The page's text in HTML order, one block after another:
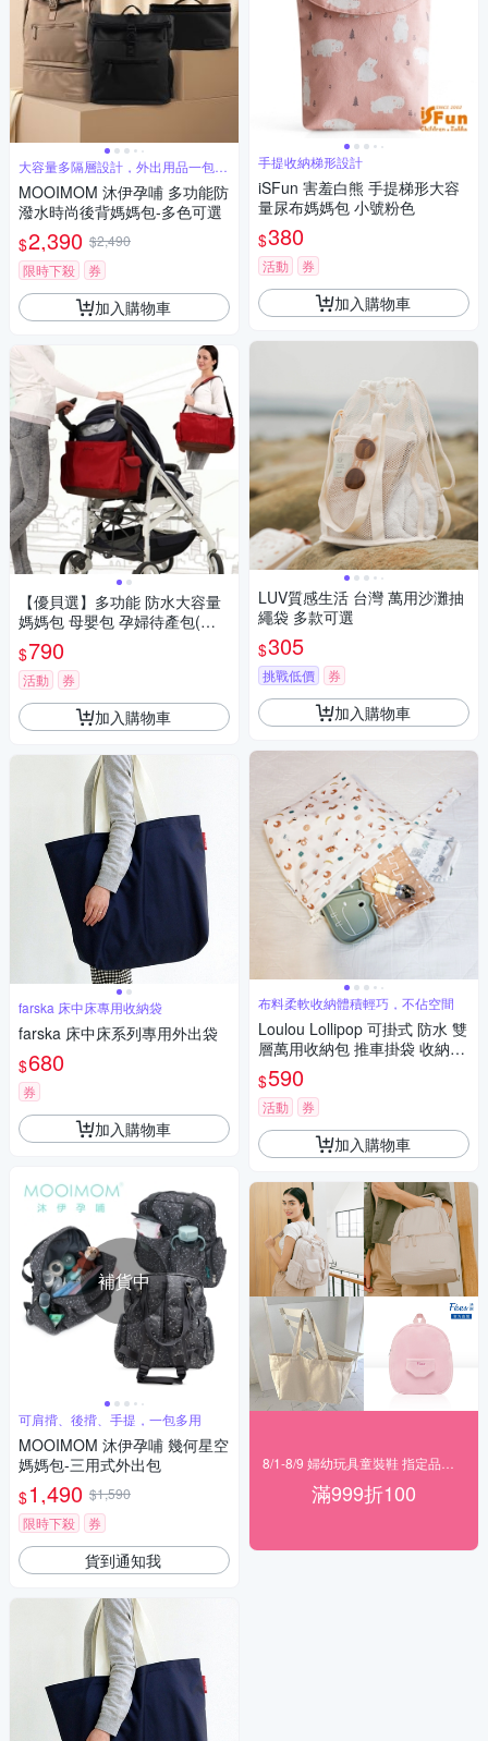
大容量多隔層設計，外出用品一包搞
定
MOOIMOM 沐伊孕哺 多功能防
潑水時尚後背媽媽包-多色可選
$2,390 $2,490
限時下殺
券
加入購物車
【優貝選】多功能 防水大容量
媽媽包 母嬰包 孕婦待產包(兩
色任選)
$790
活動 券
加入購物車
farska 床中床專用收納袋
farska 床中床系列專用外出袋
$680
券
加入購物車
補貨中
可肩揹、後揹、手提，一包多用
MOOIMOM 沐伊孕哺 幾何星空
媽媽包-三用式外出包
$1,490 $1,590
限時下殺
券
貨到通知我
手提收納梯形設計
iSFun 害羞白熊 手提梯形大容
量尿布媽媽包 小號粉色
$380
活動 券
加入購物車
LUV質感生活 台灣 萬⽤沙灘抽
繩袋 多款可選
$305
挑戰低價 券
加入購物車
布料柔軟收納體積輕巧，不佔空間
Loulou Lollipop 可掛式 防水 雙
層萬用收納包 推車掛袋 收納袋
多款可選
$590
活動 券
加入購物車
滿999折100